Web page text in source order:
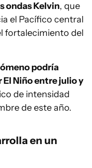
ondas Kelvin, que
el Pacífico central
fortalecimiento del
podría
Niño entre julio y
de intensidad
de este año.
en un